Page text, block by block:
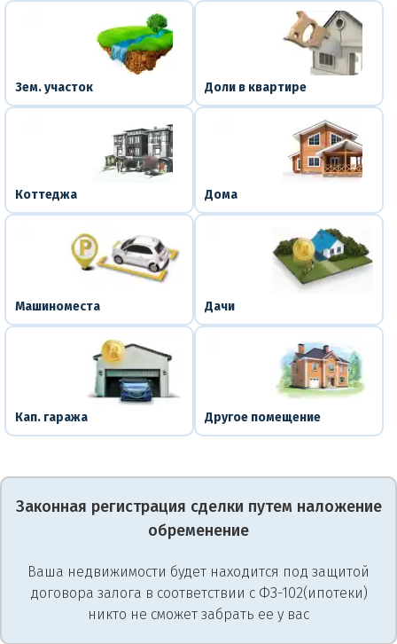
Зем. участок Доли в квартире
Коттеджа Дома
Машиноместа Дачи
Кап. гаража Другое помещение
Законная регистрация сделки путем наложение
обременение
Ваша недвижимости будет находится под защитой
договора залога в соответствии с ФЗ-102(ипотеки)
никто не сможет забрать ее у вас